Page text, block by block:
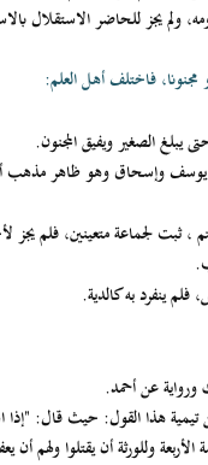
ولم يجز للحاضر الاستقلال
فاختلف أهل العلم:
يبلغ الصغير ويفيق المجنون.
يوسف وإسحاق وهو ظاهر مذهب
ثبت لجماعة متعينين، فلم يجز
فلم ينفرد به كالدية.
ورواية عن أحمد.
تيمية هذا القول: حيث قال: "إذا
وللورثة أن يقتلوا ولهم أن